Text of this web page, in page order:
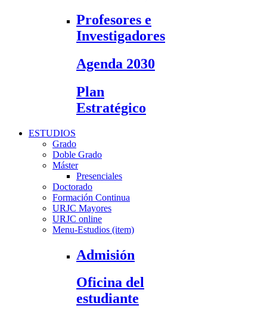
Profesores e
Investigadores
Agenda 2030
Plan
Estratégico
ESTUDIOS
Grado
Doble Grado
Máster
Presenciales
Doctorado
Formación Continua
URJC Mayores
URJC online
Menu-Estudios (item)
Admisión
Oficina del
estudiante